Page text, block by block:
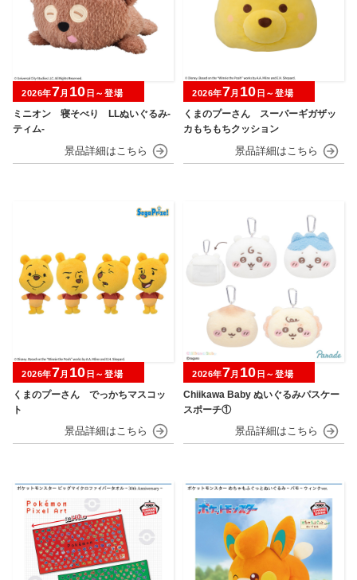
ミニオン 寝そべり LLぬいぐるみ‐
ティム‐
2026年7月 10 日～登場
くまのプーさん スーパーギガザッ
カもちもちクッション
2026年7月 10 日～登場
くまのプーさん でっかちマスコッ
ト
2026年7月 10 日～登場
Chiikawa Baby ぬいぐるみパスケー
スポーチ①
2026年7月 10 日～登場